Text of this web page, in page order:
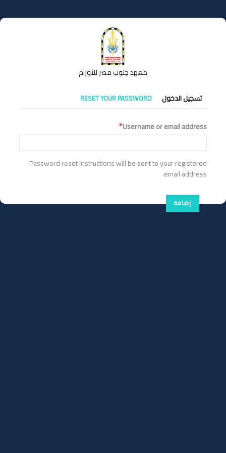
إلى
المحتوى
معهد جنوب مصر للأورام
التبويبات
الأساسية
تسجيل الدخول RESET YOUR PASSWORD
Username or email address
Password reset instructions will be sent to your registered
email address.